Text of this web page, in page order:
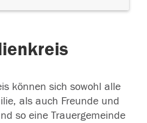
können sich sowohl alle
als auch Freunde und
so eine Trauergemeinde